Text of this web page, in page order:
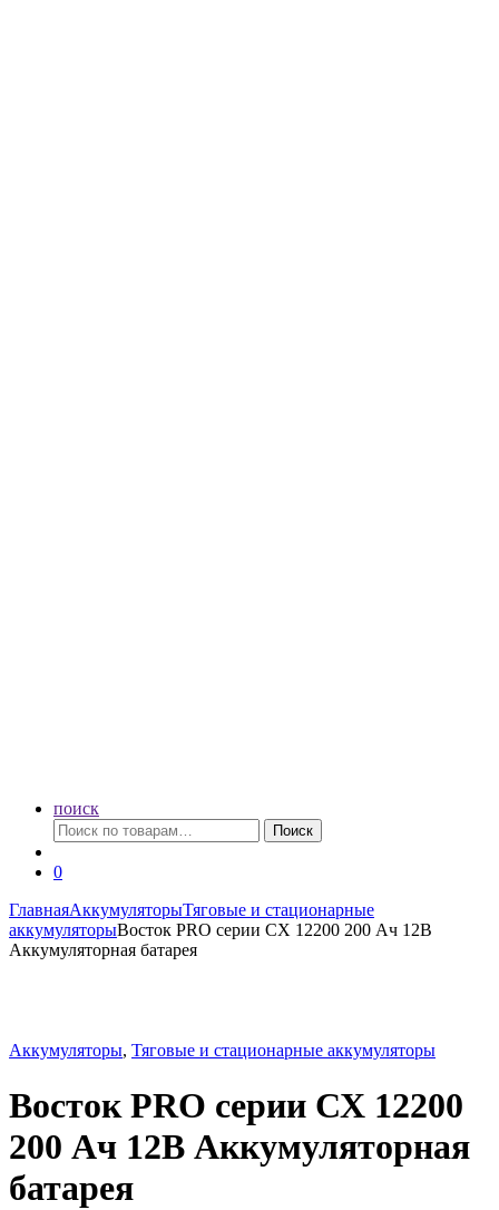
поиск
Искать:
Поиск
0
ГлавнаяАккумуляторыТяговые и стационарные
аккумуляторыВосток PRO серии СХ 12200 200 Ач 12В
Аккумуляторная батарея
Аккумуляторы, Тяговые и стационарные аккумуляторы
Восток PRO серии СХ 12200
200 Ач 12В Аккумуляторная
батарея